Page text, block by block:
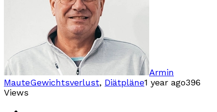
Armin
MauteGewichtsverlust, Diätpläne1 year ago396
Views